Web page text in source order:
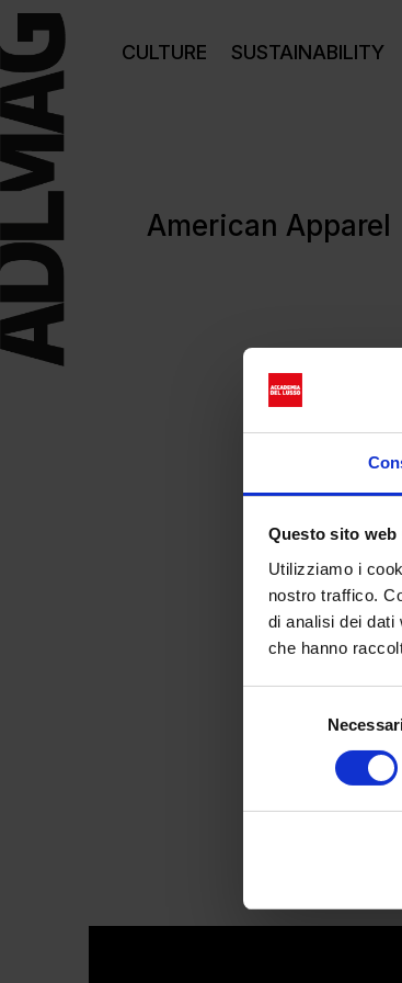
Questo sito
Utilizziamo i
nostro traffico.
di analisi dei dati
che hanno
CULTURE SUSTAINABILITY
American Apparel